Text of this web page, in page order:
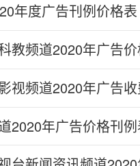
年度广告刊例价格
教频道2020年广告
视频道2020年广告
2020年广告价格刊